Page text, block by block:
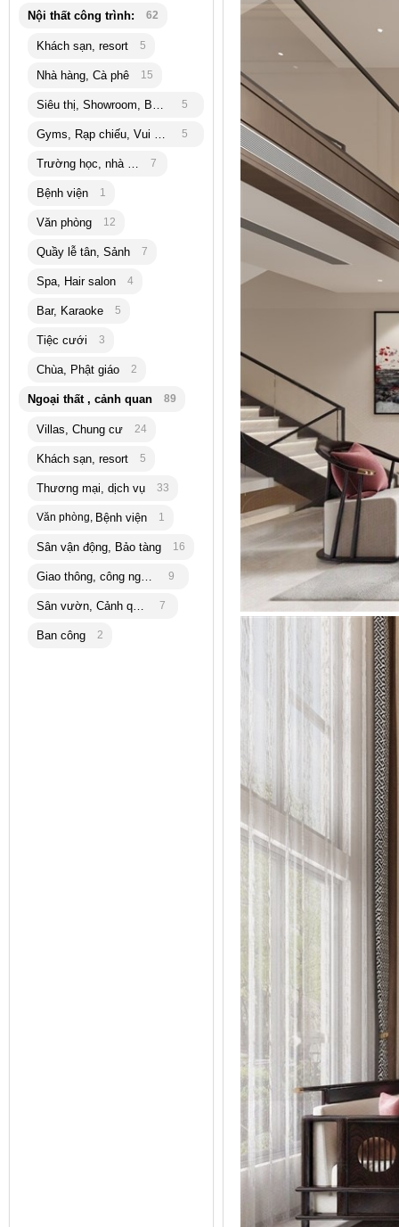
Nội thất công trình: 62
Khách sạn, resort 5
Nhà hàng, Cà phê 15
Siêu thị, Showroom, Bán lẽ 5
Gyms, Rạp chiếu, Vui chơi 5
Trường học, nhà trẻ 7
Bệnh viện 1
Văn phòng 12
Quầy lễ tân, Sảnh 7
Spa, Hair salon 4
Bar, Karaoke 5
Tiệc cưới 3
Chùa, Phật giáo 2
Ngoại thất , cảnh quan 89
Villas, Chung cư 24
Khách sạn, resort 5
Thương mại, dịch vụ 33
Văn phòng, Bệnh viện 1
Sân vận động, Bảo tàng 16
Giao thông, công nghiệp 9
Sân vườn, Cảnh quan 7
Ban công 2